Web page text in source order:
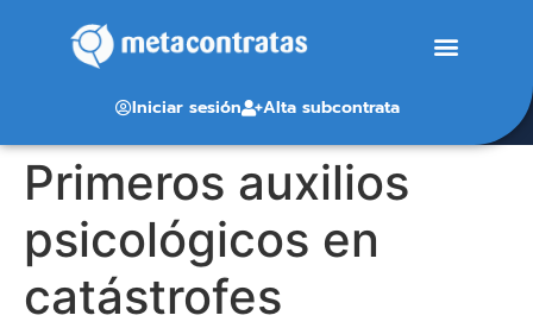
Iniciar sesión Alta subcontrata
Primeros auxilios
psicológicos en
catástrofes